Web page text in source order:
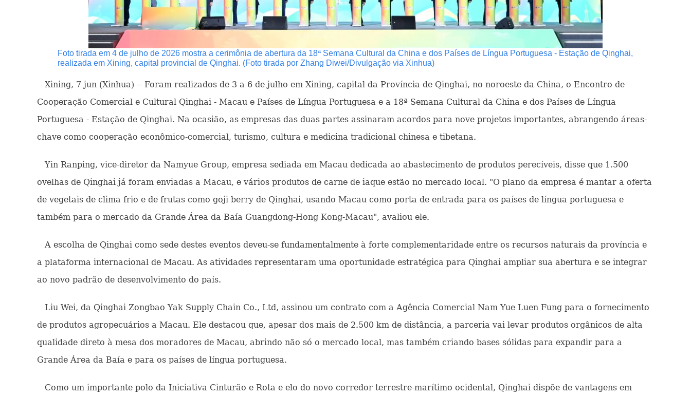
Foto tirada em 4 de julho de 2026 mostra a cerimônia de abertura da 18ª Semana Cultural da China e dos Países de Língua Portuguesa - Estação de Qinghai,
realizada em Xining, capital provincial de Qinghai. (Foto tirada por Zhang Diwei/Divulgação via Xinhua)
Xining, 7 jun (Xinhua) -- Foram realizados de 3 a 6 de julho em Xining, capital da Província de Qinghai, no noroeste da China, o Encontro de
Cooperação Comercial e Cultural Qinghai - Macau e Países de Língua Portuguesa e a 18ª Semana Cultural da China e dos Países de Língua
Portuguesa - Estação de Qinghai. Na ocasião, as empresas das duas partes assinaram acordos para nove projetos importantes, abrangendo áreas-
chave como cooperação econômico-comercial, turismo, cultura e medicina tradicional chinesa e tibetana.
Yin Ranping, vice-diretor da Namyue Group, empresa sediada em Macau dedicada ao abastecimento de produtos perecíveis, disse que 1.500
ovelhas de Qinghai já foram enviadas a Macau, e vários produtos de carne de iaque estão no mercado local. "O plano da empresa é mantar a oferta
de vegetais de clima frio e de frutas como goji berry de Qinghai, usando Macau como porta de entrada para os países de língua portuguesa e
também para o mercado da Grande Área da Baía Guangdong-Hong Kong-Macau", avaliou ele.
A escolha de Qinghai como sede destes eventos deveu-se fundamentalmente à forte complementaridade entre os recursos naturais da província e
a plataforma internacional de Macau. As atividades representaram uma oportunidade estratégica para Qinghai ampliar sua abertura e se integrar
ao novo padrão de desenvolvimento do país.
Liu Wei, da Qinghai Zongbao Yak Supply Chain Co., Ltd, assinou um contrato com a Agência Comercial Nam Yue Luen Fung para o fornecimento
de produtos agropecuários a Macau. Ele destacou que, apesar dos mais de 2.500 km de distância, a parceria vai levar produtos orgânicos de alta
qualidade direto à mesa dos moradores de Macau, abrindo não só o mercado local, mas também criando bases sólidas para expandir para a
Grande Área da Baía e para os países de língua portuguesa.
Como um importante polo da Iniciativa Cinturão e Rota e elo do novo corredor terrestre-marítimo ocidental, Qinghai dispõe de vantagens em